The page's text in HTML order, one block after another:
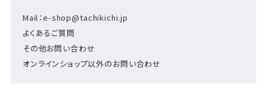
Mail：e-shop@tachikichi.jp
よくあるご質問
その他お問い合わせ
オンラインショップ以外のお問い合わせ